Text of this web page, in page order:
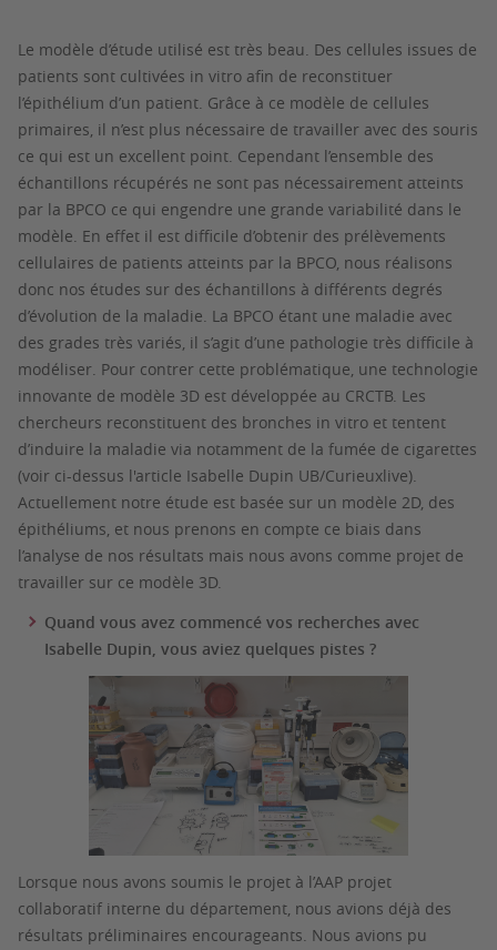
Le modèle d’étude utilisé est très beau. Des cellules issues de
patients sont cultivées in vitro afin de reconstituer
l’épithélium d’un patient. Grâce à ce modèle de cellules
primaires, il n’est plus nécessaire de travailler avec des souris
ce qui est un excellent point. Cependant l’ensemble des
échantillons récupérés ne sont pas nécessairement atteints
par la BPCO ce qui engendre une grande variabilité dans le
modèle. En effet il est difficile d’obtenir des prélèvements
cellulaires de patients atteints par la BPCO, nous réalisons
donc nos études sur des échantillons à différents degrés
d’évolution de la maladie. La BPCO étant une maladie avec
des grades très variés, il s’agit d’une pathologie très difficile à
modéliser. Pour contrer cette problématique, une technologie
innovante de modèle 3D est développée au CRCTB. Les
chercheurs reconstituent des bronches in vitro et tentent
d’induire la maladie via notamment de la fumée de cigarettes
(voir ci-dessus l'article Isabelle Dupin UB/Curieuxlive).
Actuellement notre étude est basée sur un modèle 2D, des
épithéliums, et nous prenons en compte ce biais dans
l’analyse de nos résultats mais nous avons comme projet de
travailler sur ce modèle 3D.
Quand vous avez commencé vos recherches avec
Isabelle Dupin, vous aviez quelques pistes ?
Lorsque nous avons soumis le projet à l’AAP projet
collaboratif interne du département, nous avions déjà des
résultats préliminaires encourageants. Nous avions pu